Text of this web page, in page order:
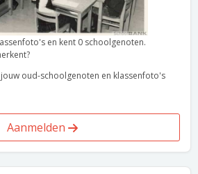
en kent 0 schoolgenoten.
oud-schoolgenoten en klassenfoto's
Aanmelden